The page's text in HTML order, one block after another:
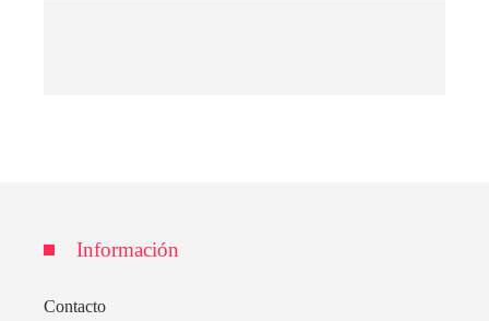
Información
Contacto